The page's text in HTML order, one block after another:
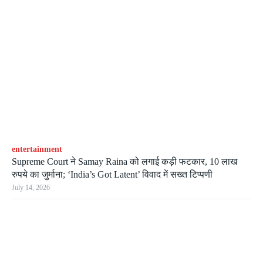
entertainment
Supreme Court ने Samay Raina को लगाई कड़ी फटकार, 10 लाख
रुपये का जुर्माना; ‘India’s Got Latent’ विवाद में सख्त टिप्पणी
July 14, 2026